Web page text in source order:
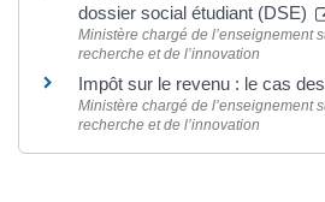
dossier social étudiant (DSE)
Ministère chargé de l’enseignement
recherche et de l’innovation
Impôt sur le revenu : le cas
Ministère chargé de l’enseignement
recherche et de l’innovation